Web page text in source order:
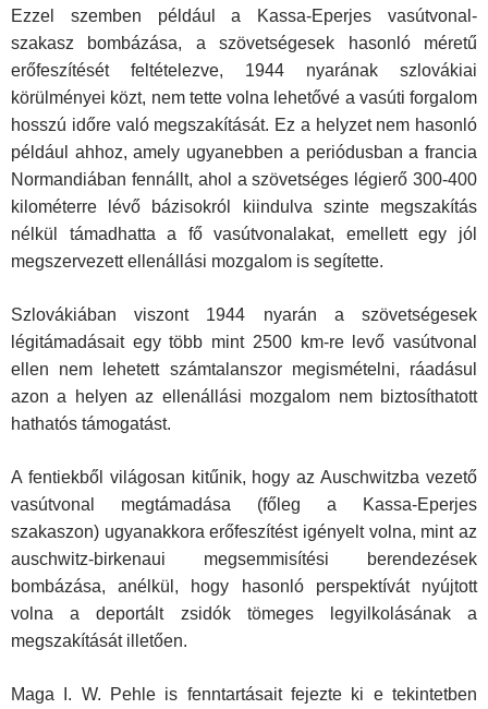
Ezzel szemben például a Kassa-Eperjes vasútvonal-
szakasz bombázása, a szövetségesek hasonló méretű
erőfeszítését feltételezve, 1944 nyarának szlovákiai
körülményei közt, nem tette volna lehetővé a vasúti forgalom
hosszú időre való megszakítását. Ez a helyzet nem hasonló
például ahhoz, amely ugyanebben a periódusban a francia
Normandiában fennállt, ahol a szövetséges légierő 300-400
kilométerre lévő bázisokról kiindulva szinte megszakítás
nélkül támadhatta a fő vasútvonalakat, emellett egy jól
megszervezett ellenállási mozgalom is segítette.
Szlovákiában viszont 1944 nyarán a szövetségesek
légitámadásait egy több mint 2500 km-re levő vasútvonal
ellen nem lehetett számtalanszor megismételni, ráadásul
azon a helyen az ellenállási mozgalom nem biztosíthatott
hathatós támogatást.
A fentiekből világosan kitűnik, hogy az Auschwitzba vezető
vasútvonal megtámadása (főleg a Kassa-Eperjes
szakaszon) ugyanakkora erőfeszítést igényelt volna, mint az
auschwitz-birkenaui megsemmisítési berendezések
bombázása, anélkül, hogy hasonló perspektívát nyújtott
volna a deportált zsidók tömeges legyilkolásának a
megszakítását illetően.
Maga I. W. Pehle is fenntartásait fejezte ki e tekintetben